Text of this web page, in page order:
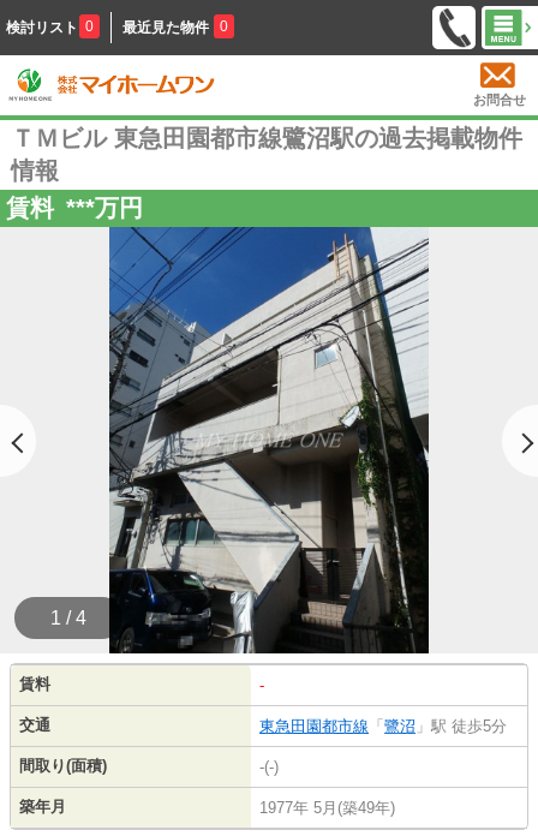
検討リスト 0 最近見た物件 0
お問合せ
ＴＭビル 東急田園都市線鷺沼駅の過去掲載物件
情報
賃料 ***万円
1 / 4
賃料 -
交通 東急田園都市線 「 鷺沼 」駅 徒歩5分
間取り(面積) -(-)
築年月 1977年 5月(築49年)